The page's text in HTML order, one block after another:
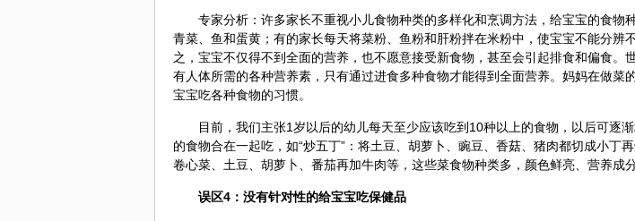
专家分析：许多家长不重视小儿食物种类的多样化和烹调方法，给宝宝的食物
青菜、鱼和蛋黄；有的家长每天将菜粉、鱼粉和肝粉拌在米粉中，使宝宝不能分辨
之，宝宝不仅得不到全面的营养，也不愿意接受新食物，甚至会引起排食和偏食。
有人体所需的各种营养素，只有通过进食多种食物才能得到全面营养。妈妈在做菜
宝宝吃各种食物的习惯。
目前，我们主张1岁以后的幼儿每天至少应该吃到10种以上的食物，以后可逐
的食物合在一起吃，如“炒五丁”：将土豆、胡萝卜、豌豆、香菇、猪肉都切成小丁
卷心菜、土豆、胡萝卜、番茄再加牛肉等，这些菜食物种类多，颜色鲜亮、营养成
误区4：没有针对性的给宝宝吃保健品